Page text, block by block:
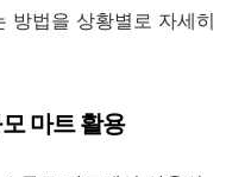
방법을 상황별로 자세히
마트 활용